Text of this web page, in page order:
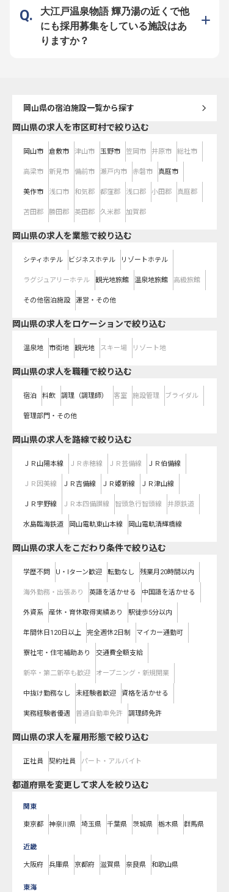
界屈指
を確保し
大江戸温泉物語 輝乃湯の近くで他
にも採用募集をしている施設はあ
りますか？
岡山県の宿泊施設一覧から探す
岡山県の求人を市区町村で絞り込む
岡山市 倉敷市 津山市 玉野市 笠岡市 井原市 総社市
高梁市 新見市 備前市 瀬戸内市 赤磐市 真庭市
美作市 浅口市 和気郡 都窪郡 浅口郡 小田郡 真庭郡
苫田郡 勝田郡 英田郡 久米郡 加賀郡
岡山県の求人を業態で絞り込む
シティホテル ビジネスホテル リゾートホテル
ラグジュアリーホテル 観光地旅館 温泉地旅館 高級旅館
その他宿泊施設 運営・その他
岡山県の求人をロケーションで絞り込む
温泉地 市街地 観光地 スキー場 リゾート地
岡山県の求人を職種で絞り込む
宿泊 料飲 調理（調理師） 客室 施設管理 ブライダル
管理部門・その他
岡山県の求人を路線で絞り込む
ＪＲ山陽本線 ＪＲ赤穂線 ＪＲ芸備線 ＪＲ伯備線
ＪＲ因美線 ＪＲ吉備線 ＪＲ姫新線 ＪＲ津山線
ＪＲ宇野線 ＪＲ本四備讃線 智頭急行智頭線 井原鉄道
水島臨海鉄道 岡山電軌東山本線 岡山電軌清輝橋線
岡山県の求人をこだわり条件で絞り込む
学歴不問 U・Iターン歓迎 転勤なし 残業月20時間以内
海外勤務・出張あり 英語を活かせる 中国語を活かせる
外資系 産休・育休取得実績あり 駅徒歩5分以内
年間休日120日以上 完全週休2日制 マイカー通勤可
寮社宅・住宅補助あり 交通費全額支給
新卒・第二新卒も歓迎 オープニング・新規開業
中抜け勤務なし 未経験者歓迎 資格を活かせる
実務経験者優遇 普通自動車免許 調理師免許
岡山県の求人を雇用形態で絞り込む
正社員 契約社員 パート・アルバイト
都道府県を変更して求人を絞り込む
関東
東京都 神奈川県 埼玉県 千葉県 茨城県 栃木県 群馬県
近畿
大阪府 兵庫県 京都府 滋賀県 奈良県 和歌山県
東海